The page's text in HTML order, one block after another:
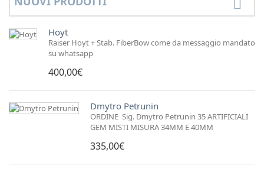
Hoyt
Raiser Hoyt + Stab. FiberBow come da messaggio mandato
su whatsapp
400,00€
Dmytro Petrunin
ORDINE Sig. Dmytro Petrunin 35 ARTIFICIALI
GEM MISTI MISURA 34MM E 40MM
335,00€